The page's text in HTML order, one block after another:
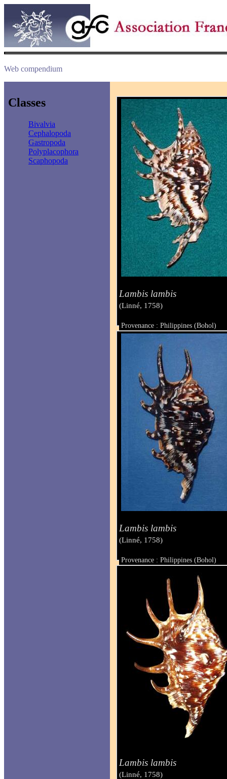
Web compendium
Classes
Bivalvia
Cephalopoda
Gastropoda
Polyplacophora
Scaphopoda
Lambis lambis
(Linné, 1758)
Provenance : Philippines (Bohol)
Taille : 140 mm
Lambis lambis
(Linné, 1758)
Provenance : Philippines (Bohol)
Taille : 120 mm
Lambis lambis
(Linné, 1758)